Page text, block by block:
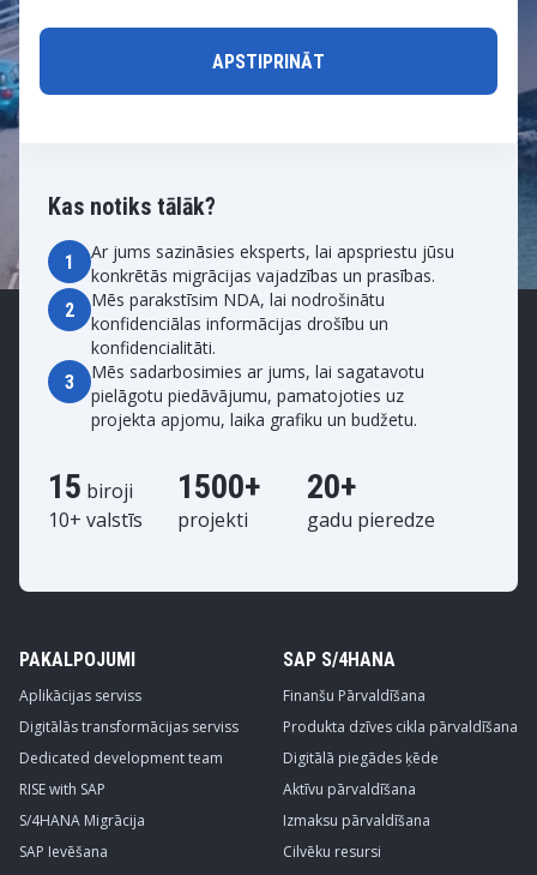
Kas notiks tālāk?
1
Ar jums sazināsies eksperts, lai apspriestu jūsu
konkrētās migrācijas vajadzības un prasības.
2
Mēs parakstīsim NDA, lai nodrošinātu
konfidenciālas informācijas drošību un
konfidencialitāti.
3
Mēs sadarbosimies ar jums, lai sagatavotu
pielāgotu piedāvājumu, pamatojoties uz
projekta apjomu, laika grafiku un budžetu.
15 biroji
10+ valstīs
1500+
projekti
20+
gadu pieredze
PAKALPOJUMI
Aplikācijas serviss
Digitālās transformācijas serviss
Dedicated development team
RISE with SAP
S/4HANA Migrācija
SAP Ievēšana
SAP S/4HANA
Finanšu Pārvaldīšana
Produkta dzīves cikla pārvaldīšana
Digitālā piegādes ķēde
Aktīvu pārvaldīšana
Izmaksu pārvaldīšana
Cilvēku resursi